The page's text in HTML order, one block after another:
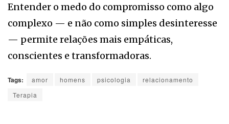
Entender o medo do compromisso como algo
complexo — e não como simples desinteresse
— permite relações mais empáticas,
conscientes e transformadoras.
Tags: amor homens psicologia
relacionamento
Terapia